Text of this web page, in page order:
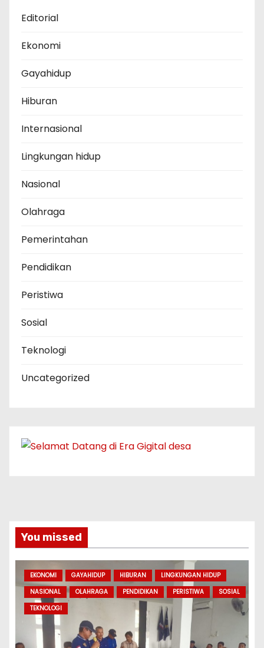
Editorial
Ekonomi
Gayahidup
Hiburan
Internasional
Lingkungan hidup
Nasional
Olahraga
Pemerintahan
Pendidikan
Peristiwa
Sosial
Teknologi
Uncategorized
You missed
EKONOMI GAYAHIDUP HIBURAN
LINGKUNGAN HIDUP
NASIONAL
OLAHRAGA PENDIDIKAN PERISTIWA
SOSIAL
TEKNOLOGI